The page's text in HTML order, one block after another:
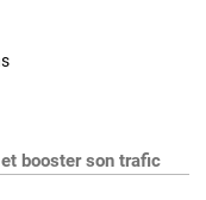
booster son trafic